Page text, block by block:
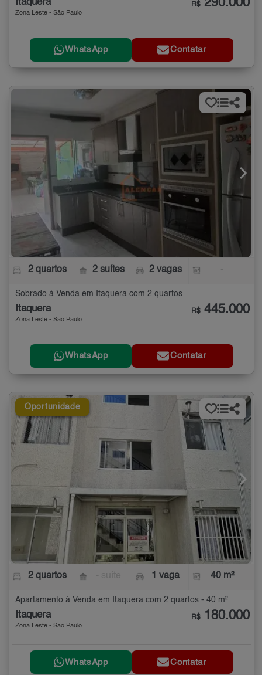
Itaquera
Zona Leste - São Paulo
R$ 290.000
WhatsApp Contatar
2 quartos 2 suítes 2 vagas
Sobrado à Venda em Itaquera com 2 quartos
Itaquera
Zona Leste - São Paulo
R$ 445.000
WhatsApp Contatar
Oportunidade
2 quartos 1 vaga 40 m²
Apartamento à Venda em Itaquera com 2 quartos - 40 m²
Itaquera
Zona Leste - São Paulo
R$ 180.000
WhatsApp Contatar